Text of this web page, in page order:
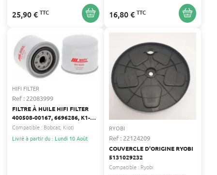
25,90 € TTC 16,80 € TTC
HIFI FILTER
Ref : 22083999
FILTRE À HUILE HIFI FILTER
400508-00167, 6696286, K1-
EA14-0019A
Compatible : Bobcat Kioti
Livré à partir du : Lundi 10 Août
RYOBI
Ref : 22124209
COUVERCLE D'ORIGINE RYOBI
5131029232
Compatible : Ryobi